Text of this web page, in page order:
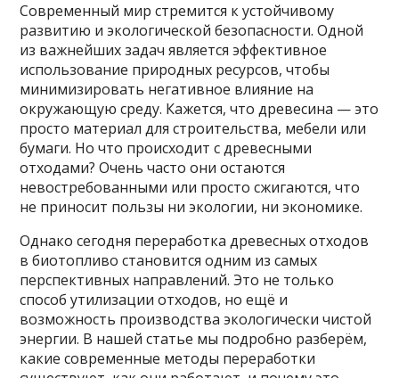
Современный мир стремится к устойчивому
развитию и экологической безопасности. Одной
из важнейших задач является эффективное
использование природных ресурсов, чтобы
минимизировать негативное влияние на
окружающую среду. Кажется, что древесина — это
просто материал для строительства, мебели или
бумаги. Но что происходит с древесными
отходами? Очень часто они остаются
невостребованными или просто сжигаются, что
не приносит пользы ни экологии, ни экономике.
Однако сегодня переработка древесных отходов
в биотопливо становится одним из самых
перспективных направлений. Это не только
способ утилизации отходов, но ещё и
возможность производства экологически чистой
энергии. В нашей статье мы подробно разберём,
какие современные методы переработки